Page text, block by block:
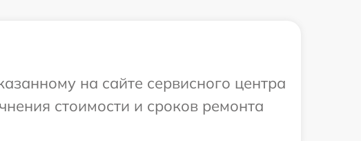
на сайте сервисного центра
стоимости и сроков ремонта